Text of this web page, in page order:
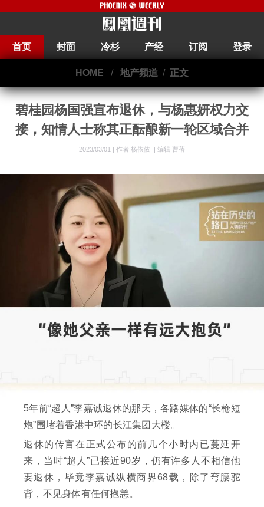
首页 封面 冷杉 产经 订阅 登录
HOME / 地产频道 / 正文
碧桂园杨国强宣布退休，与杨惠妍权力交
接，知情人士称其正酝酿新一轮区域合并
2023/03/01 | 作者 杨依依 编辑 曹蓓
5年前“超人”李嘉诚退休的那天，各路媒体的“长枪短
炮”围堵着香港中环的长江集团大楼。
退休的传言在正式公布的前几个小时内已蔓延开
来，当时“超人”已接近90岁，仍有许多人不相信他
要退休，毕竟李嘉诚纵横商界68载，除了弯腰驼
背，不见身体有任何抱恙。